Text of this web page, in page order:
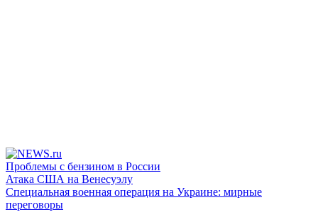
Проблемы с бензином в России
Атака США на Венесуэлу
Специальная военная операция на Украине: мирные
переговоры